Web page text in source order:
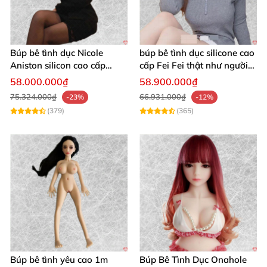
Búp bê SINO Doll 152CM silicon y tế cao cấp sản phẩm hot
Búp bê SINO Doll 152CM silicon y tế cao cấp sản phẩm hot
Búp bê SINO Doll 152CM silicon y tế cao cấp sản phẩm hot
Búp bê SINO Doll 152CM silicon y tế cao cấp sản phẩm hot
Búp bê tình dục Nicole
Aniston silicon cao cấp
Nhật Bản giá tốt
58.000.000₫
75.324.000₫
-23%
(379)
búp bê tình dục silicone cao
cấp Fei Fei thật như người
thật trải nghiệm tuyệt vời
58.900.000₫
66.931.000₫
-12%
(365)
Búp bê tình yêu cao 1m
Búp Bê Tình Dục Onahole